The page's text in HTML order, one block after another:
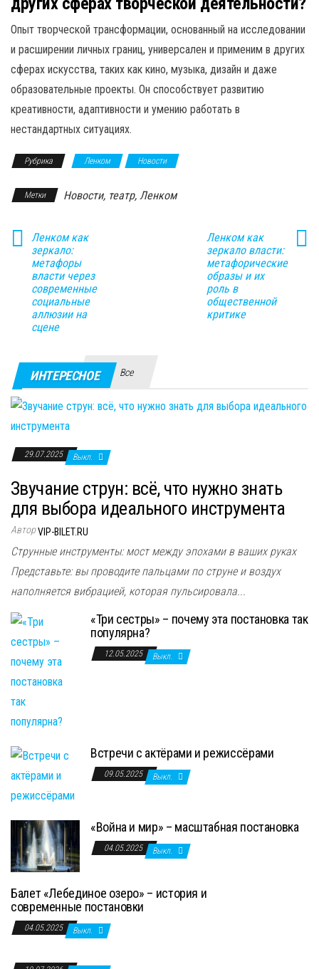
Опыт творческой трансформации, основанный на исследовании
и расширении личных границ, универсален и применим в других
сферах искусства, таких как кино, музыка, дизайн и даже
образовательные проекты. Он способствует развитию
креативности, адаптивности и умению работать в
нестандартных ситуациях.
Рубрика Ленком Новости
Метки Новости, театр, Ленком
Ленком как
зеркало:
метафоры
власти через
современные
социальные
аллюзии на
сцене
Ленком как
зеркало власти:
метафорические
образы и их
роль в
общественной
критике
ИНТЕРЕСНОЕ Все
29.07.2025 Выкл.
Звучание струн: всё, что нужно знать
для выбора идеального инструмента
АвторVIP-BILET.RU
Струнные инструменты: мост между эпохами в ваших руках
Представьте: вы проводите пальцами по струне и воздух
наполняется вибрацией, которая пульсировала...
«Три сестры» – почему эта постановка так
популярна?
12.05.2025 Выкл.
Встречи с актёрами и режиссёрами
09.05.2025 Выкл.
«Война и мир» – масштабная постановка
04.05.2025 Выкл.
Балет «Лебединое озеро» – история и
современные постановки
04.05.2025 Выкл.